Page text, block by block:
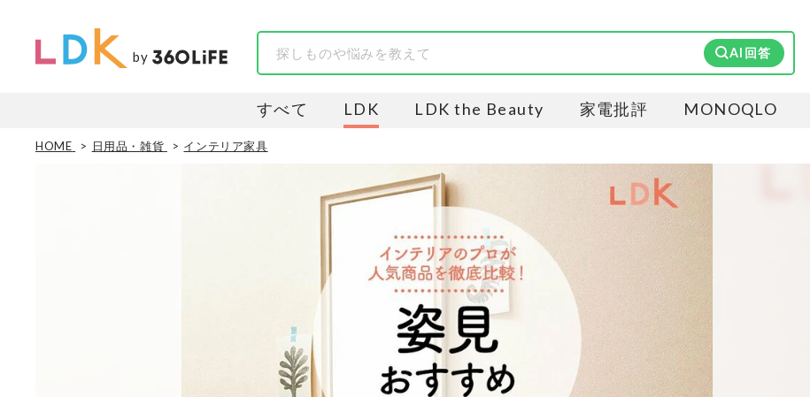
by AI回答
すべて LDK LDK the Beauty 家電批評 MONOQLO
HOME 日用品・雑貨 インテリア家具